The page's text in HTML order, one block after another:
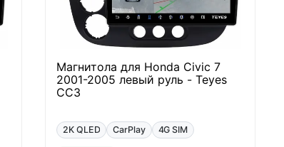
Магнитола для Honda Civic 7
2001-2005 левый руль - Teyes
CC3
2K QLED CarPlay 4G SIM